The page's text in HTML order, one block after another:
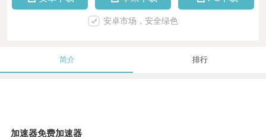
安卓市场，安全绿色
简介 排行
加速器免费加速器